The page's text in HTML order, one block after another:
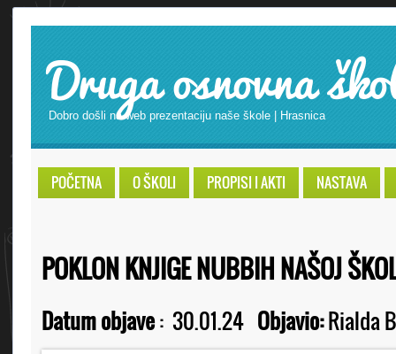
Druga osnovna
Dobro došli na web prezentaciju naše škole | Hrasnica
POČETNA O ŠKOLI PROPISI I AKTI NASTAVA
POKLON KNJIGE NUBBIH NAŠOJ
Datum objave: 30.01.24 Objavio:Rialda